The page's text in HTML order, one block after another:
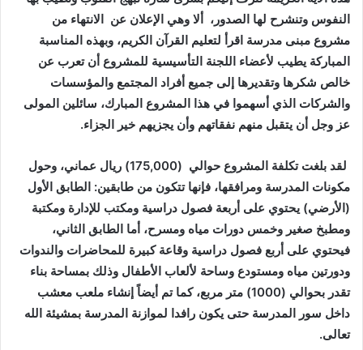
النفوس وتنشرح لها الصدور، ألا وهي الإعلان عن الانتهاء من
مشروع مبنى مدرسة اقرأ لتعليم القرآن الكريم، وبهذه المناسبة
المباركة يطيب لأعضاء اللجنة التأسيسية للمشروع أن تعرب عن
خالص شكرها وتقديرها إلى جميع أفراد المجتمع والمؤسسات
والشركات الذي أسهموا في هذا المشروع المبارك، سائلين المولى
عز وجل أن يتقبل منهم نفقاتهم وأن يجزيهم خير الجزاء.
لقد بلغت تكلفة المشروع حوالي (175,000) ريال عماني، وحول
مكونات المدرسة ومرافقها، فإنها تتكون من طابقين: الطابق الأول
(الأرضي) يحتوي على أربعة فصول دراسية ومكتب للإدارة ومكتبة
ومطبخ صغير وخمس دورات مياه ومسرح، أما الطابق الثاني،
فيحتوي على أربع فصول دراسية وقاعة كبيرة للمحاضرات والندوات
ودورتين مياه ومستودع وساحة لألعاب الأطفال وذلك بمساحة بناء
تقدر بحوالي (1000) متر مربع، كما تم أيضاً إنشاء ملعب معشب
داخل سور المدرسة حتى يكون رافدا لموازنة المدرسة بمشيئة الله
تعالى.